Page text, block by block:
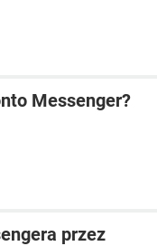
Messenger?
przez